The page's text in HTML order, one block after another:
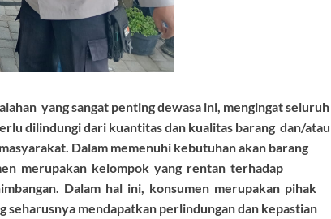
yang sangat penting dewasa ini, mengingat seluruh
dilindungi dari kuantitas dan kualitas barang dan/atau
Dalam memenuhi kebutuhan akan barang
merupakan kelompok yang rentan terhadap
Dalam hal ini, konsumen merupakan pihak
seharusnya mendapatkan perlindungan dan kepastian